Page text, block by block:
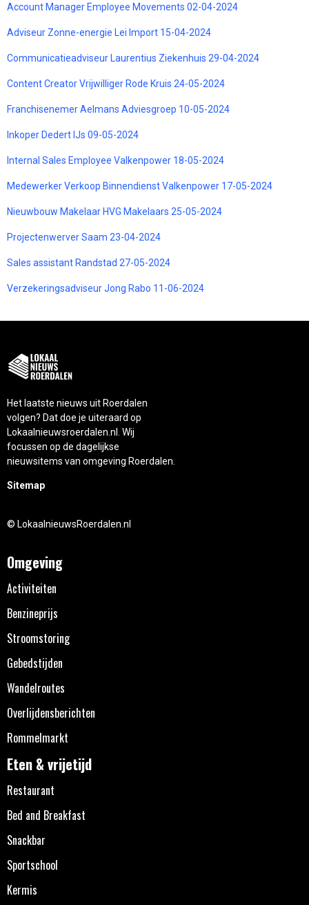
Account Manager Employee Movements 02-04-2024
Adviseur Zonne-energie Lei Import 15-04-2024
Communicatieadviseur Laurentius Ziekenhuis 29-04-2024
Content Creator Vrijwilliger Rode Kruis 24-05-2024
Franchisenemer Aelmans Adviesgroep 10-05-2024
Inkoper Dedert IJs 09-05-2024
Internal Sales Employee Valkenpower 18-05-2024
Medewerker Verkoop Binnendienst Valkenpower 17-05-2024
Nieuwbouw Makelaar HVG Makelaars 25-05-2024
Projectenwerver Saam 23-04-2024
Sales assistant Randstad 27-05-2024
Verzekeringsadviseur Jong Rabo 11-06-2024
Het laatste nieuws uit Roerdalen
volgen? Dat doe je uiteraard op
Lokaalnieuwsroerdalen.nl. Wij
focussen op de dagelijkse
nieuwsitems van omgeving Roerdalen.
Sitemap
© LokaalnieuwsRoerdalen.nl
Omgeving
Activiteiten
Benzineprijs
Stroomstoring
Gebedstijden
Wandelroutes
Overlijdensberichten
Rommelmarkt
Eten & vrijetijd
Restaurant
Bed and Breakfast
Snackbar
Sportschool
Kermis